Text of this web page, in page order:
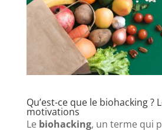
Qu’est-ce que le biohacking ?
motivations
Le biohacking, un terme qui